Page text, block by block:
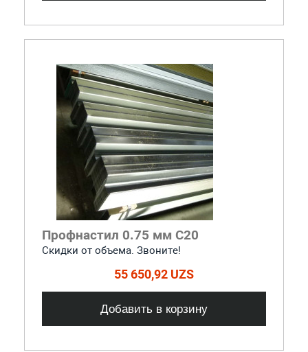
Профнастил 0.75 мм С20
Скидки от объема. Звоните!
55 650,92 UZS
Добавить в корзину